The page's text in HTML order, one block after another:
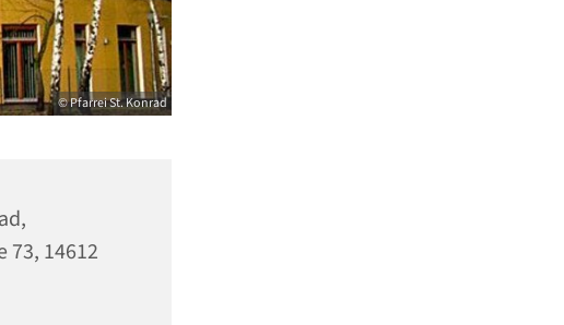
© Pfarrei St. Konrad
73, 14612